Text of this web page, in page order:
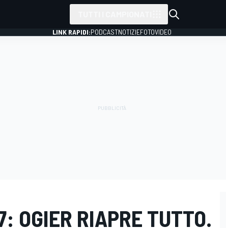
LINK RAPIDI:PODCASTNOTIZIEFOTOVIDEO
OGIER RIAPRE TUTTO.